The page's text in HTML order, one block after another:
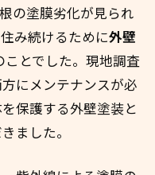
の塗膜劣化が見られ
み続けるために外壁
とでした。現地調査
にメンテナンスが必
保護する外壁塗装と
ました。